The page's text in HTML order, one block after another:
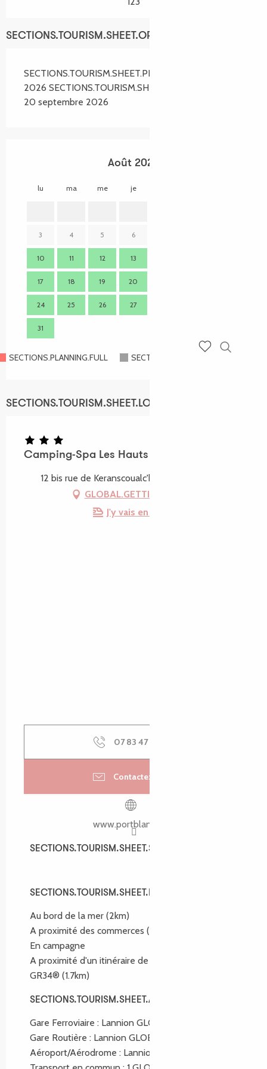
SECTIONS.TOURISM.SHEET.OPENINGS
SECTIONS.TOURISM.SHEET.PERIODS.FROM 3 avril
2026 SECTIONS.TOURISM.SHEET.PERIODS.UNTIL
20 septembre 2026
Août 2026
lu ma me je
3 4 5 6
10 11 12 13
17 18 19 20
24 25 26 27
31
SECTIONS.PLANNING.FULL SECTIONS.PLANNING.CLOSED
SECTIONS.TOURISM.SHEET.LOCATION
Camping-Spa Les Hauts de Port-Blanc
12 bis rue de Keranscoualc'h, 22710 Penvénan
GLOBAL.GETTING_THERE
J'y vais en train !
07 83 47 53
Contactez-nous
www.portblanc.com
SECTIONS.TOURISM.SHEET.SPOKEN_LANGUAGES
SECTIONS.TOURISM.SHEET.SPOKEN_LANGUAGES
SECTIONS.TOURISM.SHEET.ENVIRONMENT
SECTIONS.TOURISM.SHEET.ENVIRONMENT
Au bord de la mer (2km)
A proximité des commerces (800m)
En campagne
A proximité d'un itinéraire de randonnée :
GR34® (1.7km)
SECTIONS.TOURISM.SHEET.ACCESS
SECTIONS.TOURISM.SHEET.ACCESS
Gare Ferroviaire : Lannion GLOBAL.AT 20km
Gare Routière : Lannion GLOBAL.AT 20km
Aéroport/Aérodrome : Lannion GLOBAL.AT 20km